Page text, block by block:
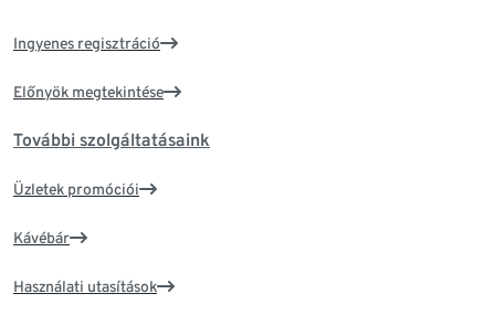
Ingyenes regisztráció
Előnyök megtekintése
További szolgáltatásaink
Üzletek promóciói
Kávébár
Használati utasítások